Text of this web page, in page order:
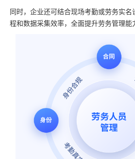
同时，企业还可结合现场考勤或劳务实
程和数据采集效率，全面提升劳务管理能